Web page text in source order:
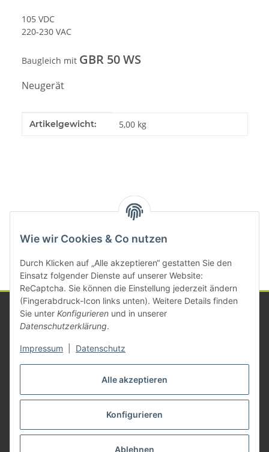
Alle akzeptieren
Konfigurieren
Ablehnen
Wie wir Cookies & Co nutzen
Durch Klicken auf „Alle akzeptieren“ gestatten Sie den
Einsatz folgender Dienste auf unserer Website:
ReCaptcha. Sie können die Einstellung jederzeit ändern
(Fingerabdruck-Icon links unten). Weitere Details finden
Sie unter Konfigurieren und in unserer
Datenschutzerklärung.
Impressum Datenschutz
105 VDC
220-230 VAC
Baugleich mit GBR 50 WS
Neugerät
Produkteigenschaft
Wert
Artikelgewicht: 5,00 kg
Kategorien
Gesetzliche Informationen
Vertrag widerrufen
* Alle Preise zzgl. gesetzlicher USt., zzgl.Versand